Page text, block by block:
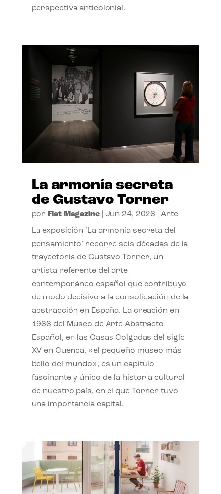
perspectiva anticolonial.
La armonía secreta
de Gustavo Torner
por Flat Magazine| Jun 24, 2026 Arte
La exposición ‘La armonía secreta del
pensamiento’ recorre seis décadas de la
trayectoria de Gustavo Torner, un
artista referente del arte
contemporáneo español que contribuyó
de modo decisivo a la consolidación de la
abstracción en España. La creación en
1966 del Museo de Arte Abstracto
Español, en las Casas Colgadas del siglo
XV en Cuenca, «el pequeño museo más
bello del mundo», es un capítulo
fascinante y único de la historia cultural
de nuestro país, en el que Torner tuvo
una importancia capital.